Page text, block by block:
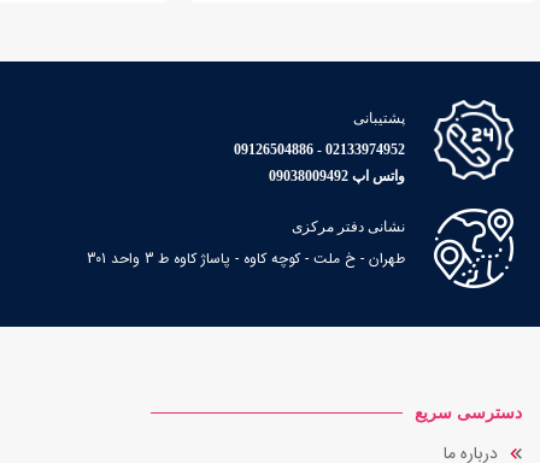
پشتیبانی
02133974952 - 09126504886
واتس اپ 09038009492
نشانی دفتر مرکزی
طهران - خ ملت - کوچه کاوه - پاساژ کاوه ط 3 واحد 301
دسترسی سریع
درباره ما